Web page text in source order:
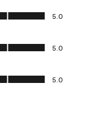
5.0
5.0
5.0